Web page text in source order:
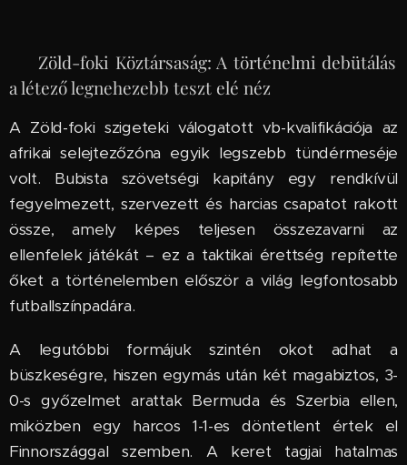
🇨🇻 Zöld-foki Köztársaság: A történelmi debütálás
a létező legnehezebb teszt elé néz
A Zöld-foki szigeteki válogatott vb-kvalifikációja az
afrikai selejtezőzóna egyik legszebb tündérmeséje
volt. Bubista szövetségi kapitány egy rendkívül
fegyelmezett, szervezett és harcias csapatot rakott
össze, amely képes teljesen összezavarni az
ellenfelek játékát – ez a taktikai érettség repítette
őket a történelemben először a világ legfontosabb
futballszínpadára.
A legutóbbi formájuk szintén okot adhat a
büszkeségre, hiszen egymás után két magabiztos, 3-
0-s győzelmet arattak Bermuda és Szerbia ellen,
miközben egy harcos 1-1-es döntetlent értek el
Finnországgal szemben. A keret tagjai hatalmas